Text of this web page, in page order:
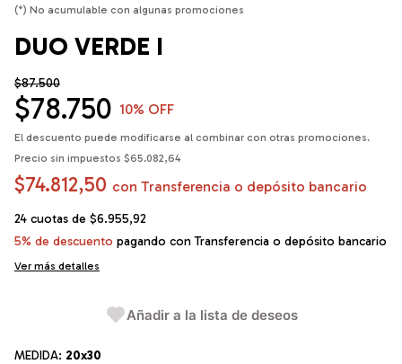
(*) No acumulable con algunas promociones
DUO VERDE I
$87.500
$78.750 10% OFF
El descuento puede modificarse al combinar con otras promociones.
Precio sin impuestos $65.082,64
$74.812,50 con Transferencia o depósito bancario
24 cuotas de $6.955,92
5% de descuento pagando con Transferencia o depósito bancario
Ver más detalles
Añadir a la lista de deseos
MEDIDA: 20x30